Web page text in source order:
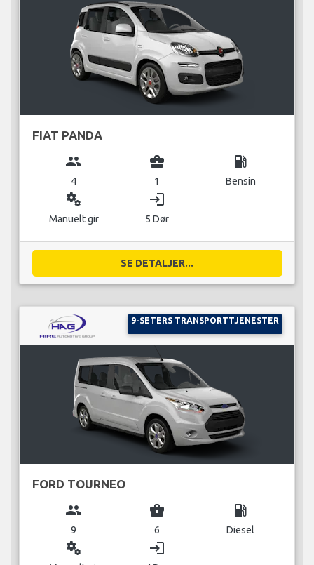
FIAT PANDA
group
4
business_center
1
local_gas_station
Bensin
miscellaneous_services
Manuelt gir
login
5 Dør
SE DETALJER...
9-SETERS TRANSPORTTJENESTER
FORD TOURNEO
group
9
business_center
6
local_gas_station
Diesel
miscellaneous_services login